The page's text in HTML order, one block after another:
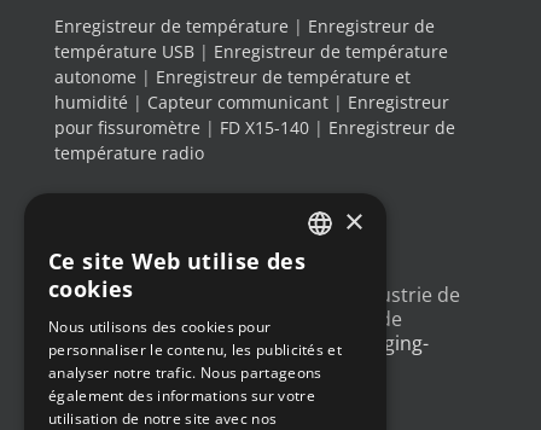
Enregistreur de température | Enregistreur de
température USB | Enregistreur de température
autonome | Enregistreur de température et
humidité | Capteur communicant | Enregistreur
pour fissuromètre | FD X15-140 | Enregistreur de
température radio
Un article sur l'
dans l'industrie de
l'emballage, avec un exemple de
déploiement @Newsteo packaging-
gateway.com/features/how-i…
4 ans ago
GERMAN
SPANISH
×
Ce site Web utilise des
cookies
Nous utilisons des cookies pour
personnaliser le contenu, les publicités et
analyser notre trafic. Nous partageons
également des informations sur votre
utilisation de notre site avec nos